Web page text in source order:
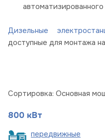
Дизельные
доступные для монтажа
Сортировка: Основная
800 кВт
передвижные